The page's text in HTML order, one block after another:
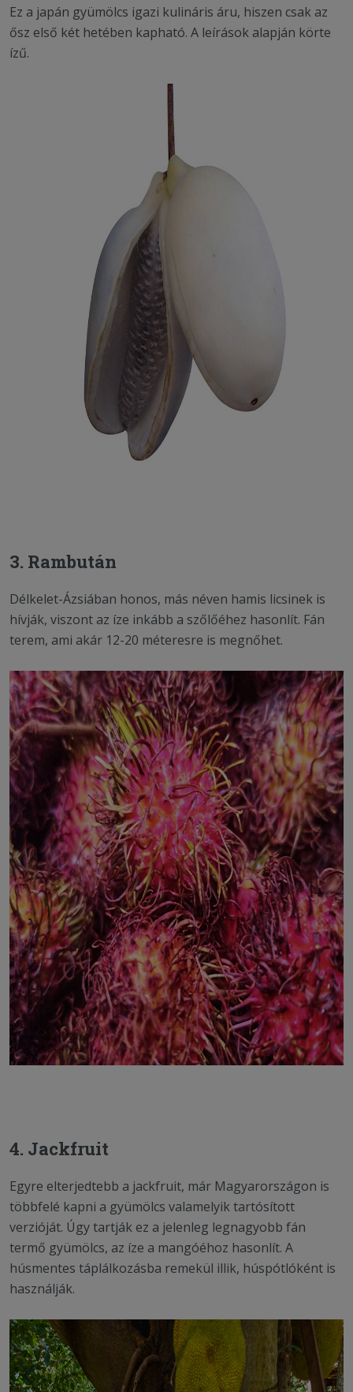
Ez a japán gyümölcs igazi kulináris áru, hiszen csak az
ősz első két hetében kapható. A leírások alapján körte
ízű.
3. Rambután
Délkelet-Ázsiában honos, más néven hamis licsinek is
hívják, viszont az íze inkább a szőlőéhez hasonlít. Fán
terem, ami akár 12-20 méteresre is megnőhet.
4. Jackfruit
Egyre elterjedtebb a jackfruit, már Magyarországon is
többfelé kapni a gyümölcs valamelyik tartósított
verzióját. Úgy tartják ez a jelenleg legnagyobb fán
termő gyümölcs, az íze a mangóéhoz hasonlít. A
húsmentes táplálkozásba remekül illik, húspótlóként is
használják.